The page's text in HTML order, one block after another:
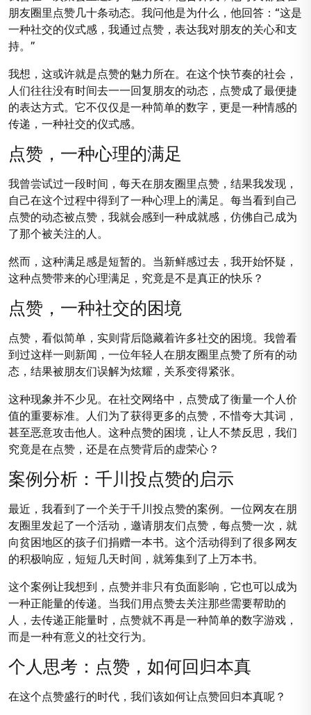
朋友圈里点赞几十条动态。我问他是为什么，他回答：“这是
一种社交的仪式感，我通过点赞，表达我对朋友的关心和支
持。”
我想，这或许就是点赞的魅力所在。在这个快节奏的社会，
人们往往没有时间去一一回复朋友的动态，点赞成了最便捷
的表达方式。它不仅仅是一种简单的数字，更是一种情感的
传递，一种社交的仪式感。
点赞，一种心理的满足
我曾尝试过一段时间，每天在朋友圈里点赞，结果我发现，
自己在这个过程中得到了一种心理上的满足。每当看到自己
点赞的动态被点赞，我就会感到一种成就感，仿佛自己成为
了那个被关注的人。
然而，这种满足感是短暂的。当新鲜感过去，我开始怀疑，
这种点赞带来的心理满足，究竟是不是真正的快乐？
点赞，一种社交的困境
点赞，看似简单，实则背后隐藏着许多社交的困境。我曾看
到过这样一则新闻，一位年轻人在朋友圈里点赞了所有的动
态，结果被朋友们误解为炫耀，关系变得紧张。
这种现象并不少见。在社交网络中，点赞成了衡量一个人价
值的重要标准。人们为了获得更多的点赞，不惜夸大其词，
甚至恶意攻击他人。这种点赞的困境，让人不禁反思，我们
究竟是在点赞，还是在点赞背后的虚荣心？
案例分析：千川投点赞的启示
最近，我看到了一个关于千川投点赞的案例。一位网友在朋
友圈里发起了一个活动，邀请朋友们点赞，每点赞一次，就
向贫困地区的孩子们捐赠一本书。这个活动得到了很多网友
的积极响应，短短几天时间，就筹集到了上万本书。
这个案例让我想到，点赞并非只有负面影响，它也可以成为
一种正能量的传递。当我们用点赞去关注那些需要帮助的
人，去传递正能量时，点赞就不再是一种简单的数字游戏，
而是一种有意义的社交行为。
个人思考：点赞，如何回归本真
在这个点赞盛行的时代，我们该如何让点赞回归本真呢？